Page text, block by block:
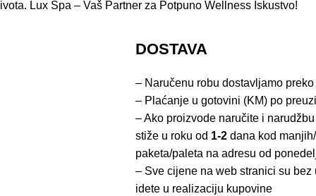
Lux Spa – Vaš Partner za Potpuno Wellness Iskustvo!
DOSTAVA
– Naručenu robu dostavljamo
– Plaćanje u gotovini (KM) po
– Ako proizvode naručite i
stiže u roku od 1-2 dana kod
paketa/paleta na adresu od
– Sve cijene na web stranici su
idete u realizaciju kupovine